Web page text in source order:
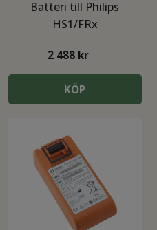
Batteri till Philips
HS1/FRx
2 488 kr
KÖP